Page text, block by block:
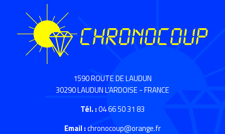
1590 ROUTE DE LAUDUN
30290 LAUDUN L'ARDOISE - FRANCE
Tél. :04 66 50 31 83
Email :chronocoup@orange.fr